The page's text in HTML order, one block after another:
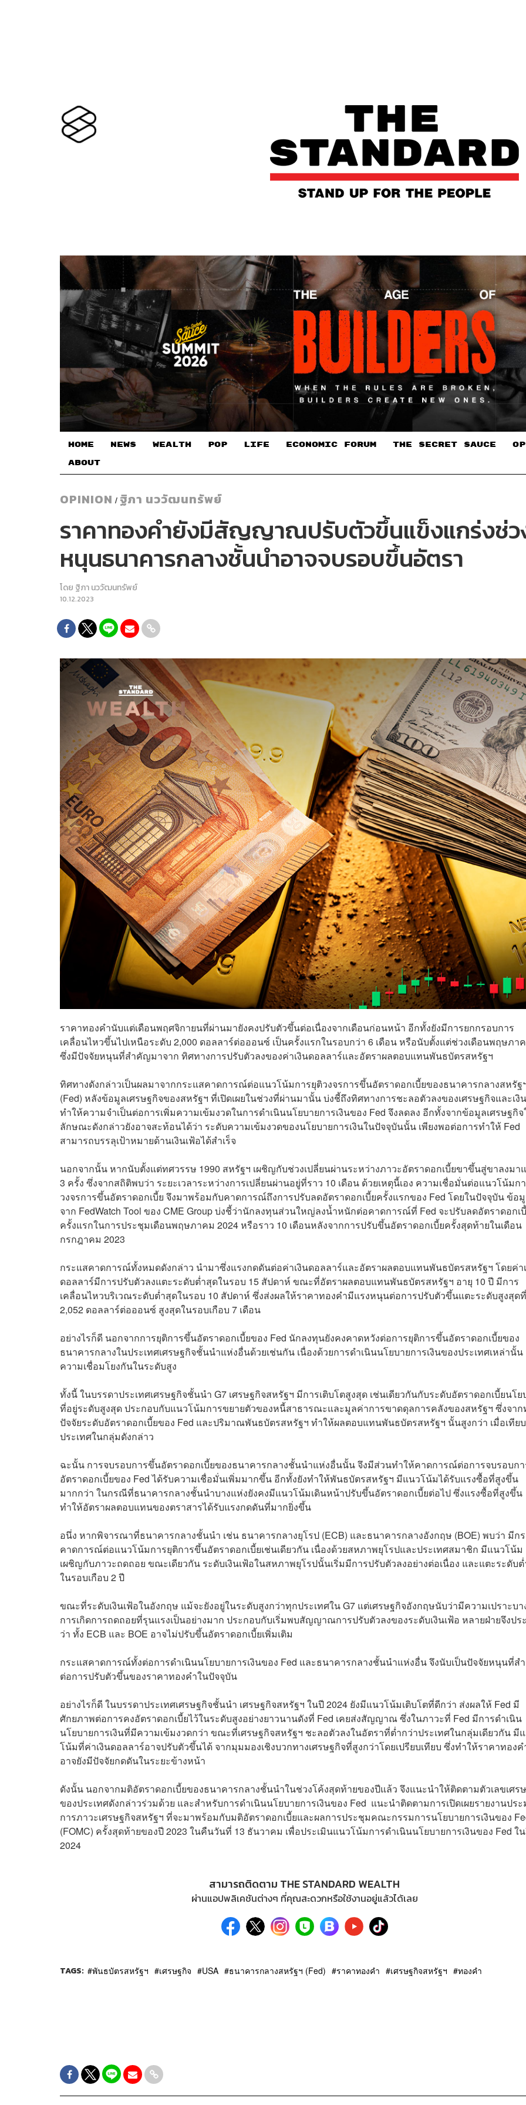
HOME NEWS WEALTH POP LIFE ECONOMIC FORUM THE SECRET SAUCE​
ABOUT
OPINION / ฐิภา นววัฒนทรัพย์
ราคาทองคำยังมีสัญญาณปรับตัวขึ้นแข็งแกร่งช่
หนุนธนาคารกลางชั้นนำอาจจบรอบขึ้นอัตรา
โดย ฐิภา นววัฒนทรัพย์
10.12.2023
ราคาทองคำนับแต่เดือนพฤศจิกายนที่ผ่านมายังคงปรับตัวขึ้นต่อเนื่องจากเดือนก่อนหน้า อีกทั้งยังมีการยกกรอบการ
เคลื่อนไหวขึ้นไปเหนือระดับ 2,000 ดอลลาร์ต่อออนซ์ เป็นครั้งแรกในรอบกว่า 6 เดือน หรือนับตั้งแต่ช่วงเดือนพฤษภา
ซึ่งมีปัจจัยหนุนที่สำคัญมาจาก ทิศทางการปรับตัวลงของค่าเงินดอลลาร์และอัตราผลตอบแทนพันธบัตรสหรัฐฯ
ทิศทางดังกล่าวเป็นผลมาจากกระแสคาดการณ์ต่อแนวโน้มการยุติวงจรการขึ้นอัตราดอกเบี้ยของธนาคารกลางสหรัฐ
(Fed) หลังข้อมูลเศรษฐกิจของสหรัฐฯ ที่เปิดเผยในช่วงที่ผ่านมานั้น บ่งชี้ถึงทิศทางการชะลอตัวลงของเศรษฐกิจและเงิ
ทำให้ความจำเป็นต่อการเพิ่มความเข้มงวดในการดำเนินนโยบายการเงินของ Fed จึงลดลง อีกทั้งจากข้อมูลเศรษฐกิ
ลักษณะดังกล่าวยังอาจสะท้อนได้ว่า ระดับความเข้มงวดของนโยบายการเงินในปัจจุบันนั้น เพียงพอต่อการทำให้ Fed
สามารถบรรลุเป้าหมายด้านเงินเฟ้อได้สำเร็จ
นอกจากนั้น หากนับตั้งแต่ทศวรรษ 1990 สหรัฐฯ เผชิญกับช่วงเปลี่ยนผ่านระหว่างภาวะอัตราดอกเบี้ยขาขึ้นสู่ขาลงมา
3 ครั้ง ซึ่งจากสถิติพบว่า ระยะเวลาระหว่างการเปลี่ยนผ่านอยู่ที่ราว 10 เดือน ด้วยเหตุนี้เอง ความเชื่อมั่นต่อแนวโน้มก
วงจรการขึ้นอัตราดอกเบี้ย จึงมาพร้อมกับคาดการณ์ถึงการปรับลดอัตราดอกเบี้ยครั้งแรกของ Fed โดยในปัจจุบัน ข้อ
จาก FedWatch Tool ของ CME Group บ่งชี้ว่านักลงทุนส่วนใหญ่ลงน้ำหนักต่อคาดการณ์ที่ Fed จะปรับลดอัตราดอกเ
ครั้งแรกในการประชุมเดือนพฤษภาคม 2024 หรือราว 10 เดือนหลังจากการปรับขึ้นอัตราดอกเบี้ยครั้งสุดท้ายในเดือน
กรกฎาคม 2023
กระแสคาดการณ์ทั้งหมดดังกล่าว นำมาซึ่งแรงกดดันต่อค่าเงินดอลลาร์และอัตราผลตอบแทนพันธบัตรสหรัฐฯ โดยค่า
ดอลลาร์มีการปรับตัวลงแตะระดับต่ำสุดในรอบ 15 สัปดาห์ ขณะที่อัตราผลตอบแทนพันธบัตรสหรัฐฯ อายุ 10 ปี มีการ
เคลื่อนไหวบริเวณระดับต่ำสุดในรอบ 10 สัปดาห์ ซึ่งส่งผลให้ราคาทองคำมีแรงหนุนต่อการปรับตัวขึ้นแตะระดับสูงสุด
2,052 ดอลลาร์ต่อออนซ์ สูงสุดในรอบเกือบ 7 เดือน
อย่างไรก็ดี นอกจากการยุติการขึ้นอัตราดอกเบี้ยของ Fed นักลงทุนยังคงคาดหวังต่อการยุติการขึ้นอัตราดอกเบี้ยของ
ธนาคารกลางในประเทศเศรษฐกิจชั้นนำแห่งอื่นด้วยเช่นกัน เนื่องด้วยการดำเนินนโยบายการเงินของประเทศเหล่านั้
ความเชื่อมโยงกันในระดับสูง
ทั้งนี้ ในบรรดาประเทศเศรษฐกิจชั้นนำ G7 เศรษฐกิจสหรัฐฯ มีการเติบโตสูงสุด เช่นเดียวกันกับระดับอัตราดอกเบี้ยนโย
ที่อยู่ระดับสูงสุด ประกอบกับแนวโน้มการขยายตัวของหนี้สาธารณะและมูลค่าการขาดดุลการคลังของสหรัฐฯ ซึ่งจาก
ปัจจัยระดับอัตราดอกเบี้ยของ Fed และปริมาณพันธบัตรสหรัฐฯ ทำให้ผลตอบแทนพันธบัตรสหรัฐฯ นั้นสูงกว่า เมื่อเทีย
ประเทศในกลุ่มดังกล่าว
ฉะนั้น การจบรอบการขึ้นอัตราดอกเบี้ยของธนาคารกลางชั้นนำแห่งอื่นนั้น จึงมีส่วนทำให้คาดการณ์ต่อการจบรอบก
อัตราดอกเบี้ยของ Fed ได้รับความเชื่อมั่นเพิ่มมากขึ้น อีกทั้งยังทำให้พันธบัตรสหรัฐฯ มีแนวโน้มได้รับแรงซื้อที่สูงขึ้น
มากกว่า ในกรณีที่ธนาคารกลางชั้นนำบางแห่งยังคงมีแนวโน้มเดินหน้าปรับขึ้นอัตราดอกเบี้ยต่อไป ซึ่งแรงซื้อที่สูงขึ้น
ทำให้อัตราผลตอบแทนของตราสารได้รับแรงกดดันที่มากยิ่งขึ้น
อนึ่ง หากพิจารณาที่ธนาคารกลางชั้นนำ เช่น ธนาคารกลางยุโรป (ECB) และธนาคารกลางอังกฤษ (BOE) พบว่า มีก
คาดการณ์ต่อแนวโน้มการยุติการขึ้นอัตราดอกเบี้ยเช่นเดียวกัน เนื่องด้วยสหภาพยุโรปและประเทศสมาชิก มีแนวโน้ม
เผชิญกับภาวะถดถอย ขณะเดียวกัน ระดับเงินเฟ้อในสหภาพยุโรปนั้นเริ่มมีการปรับตัวลงอย่างต่อเนื่อง และแตะระดับ
ในรอบเกือบ 2 ปี
ขณะที่ระดับเงินเฟ้อในอังกฤษ แม้จะยังอยู่ในระดับสูงกว่าทุกประเทศใน G7 แต่เศรษฐกิจอังกฤษนับว่ามีความเปราะบ
การเกิดการถดถอยที่รุนแรงเป็นอย่างมาก ประกอบกับเริ่มพบสัญญาณการปรับตัวลงของระดับเงินเฟ้อ หลายฝ่ายจึงปร
ว่า ทั้ง ECB และ BOE อาจไม่ปรับขึ้นอัตราดอกเบี้ยเพิ่มเติม
กระแสคาดการณ์ทั้งต่อการดำเนินนโยบายการเงินของ Fed และธนาคารกลางชั้นนำแห่งอื่น จึงนับเป็นปัจจัยหนุนที่ส
ต่อการปรับตัวขึ้นของราคาทองคำในปัจจุบัน
อย่างไรก็ดี ในบรรดาประเทศเศรษฐกิจชั้นนำ เศรษฐกิจสหรัฐฯ ในปี 2024 ยังมีแนวโน้มเติบโตที่ดีกว่า ส่งผลให้ Fed มี
ศักยภาพต่อการคงอัตราดอกเบี้ยไว้ในระดับสูงอย่างยาวนานดังที่ Fed เคยส่งสัญญาณ ซึ่งในภาวะที่ Fed มีการดำเนิน
นโยบายการเงินที่มีความเข้มงวดกว่า ขณะที่เศรษฐกิจสหรัฐฯ ชะลอตัวลงในอัตราที่ต่ำกว่าประเทศในกลุ่มเดียวกัน มี
โน้มที่ค่าเงินดอลลาร์อาจปรับตัวขึ้นได้ จากมุมมองเชิงบวกทางเศรษฐกิจที่สูงกว่าโดยเปรียบเทียบ ซึ่งทำให้ราคาทองค
อาจยังมีปัจจัยกดดันในระยะข้างหน้า
ดังนั้น นอกจากมติอัตราดอกเบี้ยของธนาคารกลางชั้นนำในช่วงโค้งสุดท้ายของปีแล้ว จึงแนะนำให้ติดตามตัวเลขเศร
ของประเทศดังกล่าวร่วมด้วย และสำหรับการดำเนินนโยบายการเงินของ Fed แนะนำติดตามการเปิดเผยรายงานปร
การภาวะเศรษฐกิจสหรัฐฯ ที่จะมาพร้อมกับมติอัตราดอกเบี้ยและผลการประชุมคณะกรรมการนโยบายการเงินของ
(FOMC) ครั้งสุดท้ายของปี 2023 ในคืนวันที่ 13 ธันวาคม เพื่อประเมินแนวโน้มการดำเนินนโยบายการเงินของ Fed ใ
2024
สามารถติดตาม THE STANDARD WEALTH
ผ่านแอปพลิเคชันต่างๆ ที่คุณสะดวกหรือใช้งานอยู่แล้วได้เลย
TAGS: พันธบัตรสหรัฐฯ เศรษฐกิจ USA ธนาคารกลางสหรัฐฯ (Fed) ราคาทองคำ เศรษฐกิจสหรัฐฯ ทองคำ